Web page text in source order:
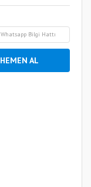
Whatsapp Bilgi Hattı
HEMEN AL